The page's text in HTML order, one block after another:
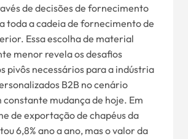
de decisões de fornecimento
toda a cadeia de fornecimento de
Essa escolha de material
menor revela os desafios
pivôs necessários para a indústria
B2B no cenário
mudança de hoje. Em
de exportação de chapéus da
6,8% ano a ano, mas o valor da